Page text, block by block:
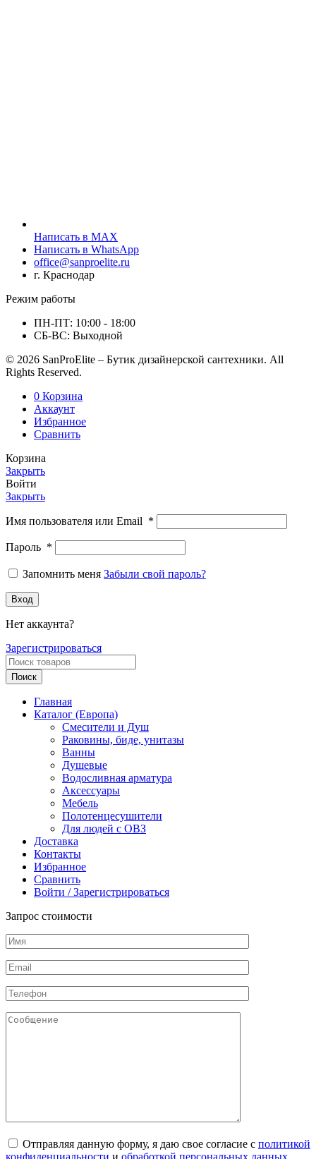
Написать в MAX
Написать в WhatsApp
office@sanproelite.ru
г. Краснодар
Режим работы
ПН-ПТ: 10:00 - 18:00
СБ-ВС: Выходной
© 2026 SanProElite – Бутик дизайнерской сантехники. All
Rights Reserved.
0 Корзина
Аккаунт
Избранное
Сравнить
Корзина
Закрыть
Войти
Закрыть
Имя пользователя или Email *
Пароль *
Запомнить меня Забыли свой пароль?
Вход
Нет аккаунта?
Зарегистрироваться
Поиск
Главная
Каталог (Европа)
Смесители и Душ
Раковины, биде, унитазы
Ванны
Душевые
Водосливная арматура
Аксессуары
Мебель
Полотенцесушители
Для людей с ОВЗ
Доставка
Контакты
Избранное
Сравнить
Войти / Зарегистрироваться
Запрос стоимости
Отправляя данную форму, я даю свое согласие с политикой